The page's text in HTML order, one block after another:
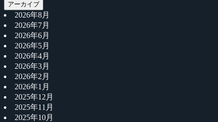
アーカイブ
2026年8月
2026年7月
2026年6月
2026年5月
2026年4月
2026年3月
2026年2月
2026年1月
2025年12月
2025年11月
2025年10月